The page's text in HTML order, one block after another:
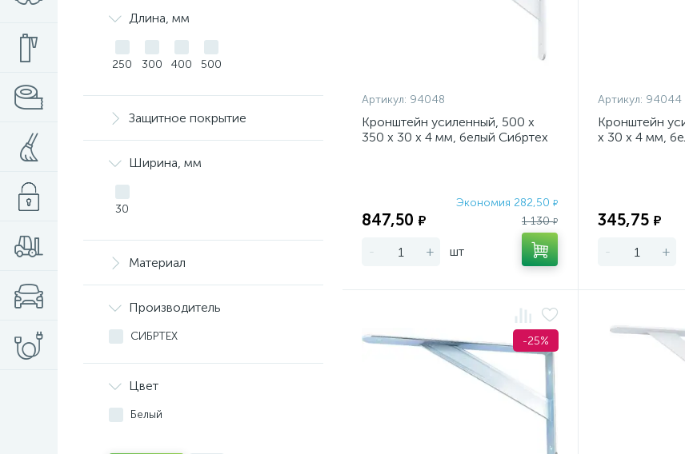
Длина, мм
250 300 400 500
Защитное покрытие
Ширина, мм
30
Материал
Производитель
СИБРТЕХ
Цвет
Белый
Артикул: 94048
Кронштейн усиленный, 500 х
350 х 30 х 4 мм, белый Сибртех
Экономия 282,50 ₽
847,50 ₽ 1 130₽
- + шт
Артикул: 94044
Кронштейн
х 30 х 4 мм,
345,75 ₽
- +
-25%